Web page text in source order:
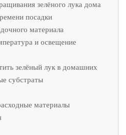
зелёного лука дома
посадки
материала
и освещение
зелёный лук в домашних
субстраты
материалы